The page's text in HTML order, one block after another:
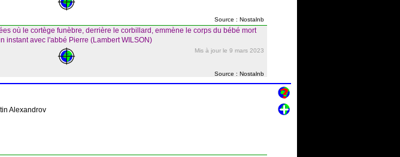
Source : Nostalnb
où le cortège funèbre, derrière le corbillard, emmène le corps du bébé mort
instant avec l'abbé Pierre (Lambert WILSON)
Mis à jour le 9 mars 2023
Source : Nostalnb
Alexandrov